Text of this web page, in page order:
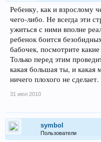
Ребенку, как и взрослому
чего-либо. Не всегда эти
ужиться с ними вполне
ребенок боится
бабочек, посмотрите
Только перед этим
какая большая ты, и какая
ничего плохого не сделает.
31 июл 2010
symbol
Пользователи